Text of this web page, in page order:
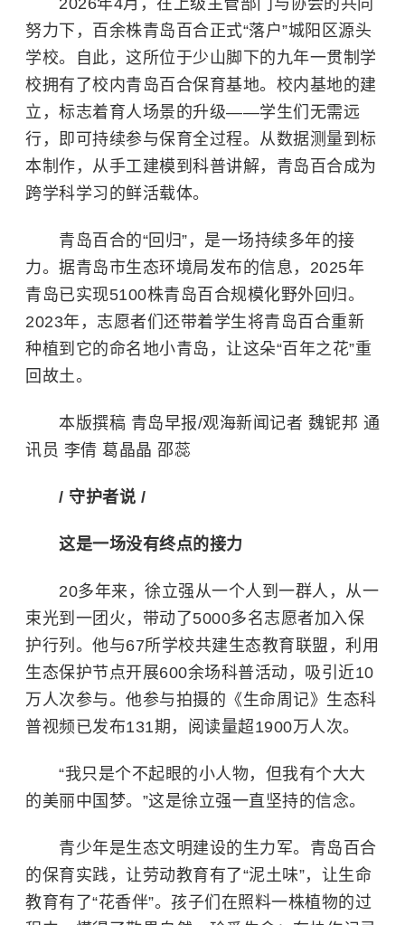
努力下，百余株青岛百合正式“落户”城阳区源头
学校。自此，这所位于少山脚下的九年一贯制学
校拥有了校内青岛百合保育基地。校内基地的建
立，标志着育人场景的升级——学生们无需远
行，即可持续参与保育全过程。从数据测量到标
本制作，从手工建模到科普讲解，青岛百合成为
跨学科学习的鲜活载体。
青岛百合的“回归”，是一场持续多年的接
力。据青岛市生态环境局发布的信息，2025年
青岛已实现5100株青岛百合规模化野外回归。
2023年，志愿者们还带着学生将青岛百合重新
种植到它的命名地小青岛，让这朵“百年之花”重
回故土。
本版撰稿 青岛早报/观海新闻记者 魏铌邦 通
讯员 李倩 葛晶晶 邵蕊
/ 守护者说 /
这是一场没有终点的接力
20多年来，徐立强从一个人到一群人，从一
束光到一团火，带动了5000多名志愿者加入保
护行列。他与67所学校共建生态教育联盟，利用
生态保护节点开展600余场科普活动，吸引近10
万人次参与。他参与拍摄的《生命周记》生态科
普视频已发布131期，阅读量超1900万人次。
“我只是个不起眼的小人物，但我有个大大
的美丽中国梦。”这是徐立强一直坚持的信念。
青少年是生态文明建设的生力军。青岛百合
的保育实践，让劳动教育有了“泥土味”，让生命
教育有了“花香伴”。孩子们在照料一株植物的过